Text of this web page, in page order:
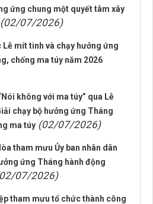
ứng chung một quyết tâm xây
(02/07/2026)
Lễ mít tinh và chạy hưởng ứng
chống ma túy năm 2026
không với ma túy” qua Lễ
chạy bộ hưởng ứng Tháng
ma túy (02/07/2026)
tham mưu Ủy ban nhân dân
ứng Tháng hành động
07/2026)
tham mưu tổ chức thành công